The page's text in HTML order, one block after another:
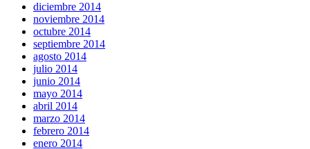
diciembre 2014
noviembre 2014
octubre 2014
septiembre 2014
agosto 2014
julio 2014
junio 2014
mayo 2014
abril 2014
marzo 2014
febrero 2014
enero 2014